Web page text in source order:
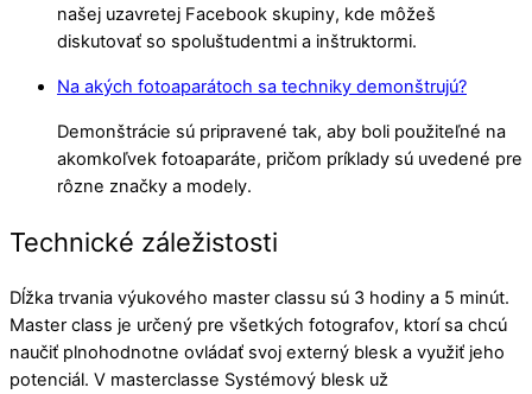
našej uzavretej Facebook skupiny, kde môžeš
diskutovať so spoluštudentmi a inštruktormi.
Na akých fotoaparátoch sa techniky demonštrujú?
Demonštrácie sú pripravené tak, aby boli použiteľné na
akomkoľvek fotoaparáte, pričom príklady sú uvedené pre
rôzne značky a modely.
Technické záležistosti
Dĺžka trvania výukového master classu sú 3 hodiny a 5 minút.
Master class je určený pre všetkých fotografov, ktorí sa chcú
naučiť plnohodnotne ovládať svoj externý blesk a využiť jeho
potenciál. V masterclasse Systémový blesk už